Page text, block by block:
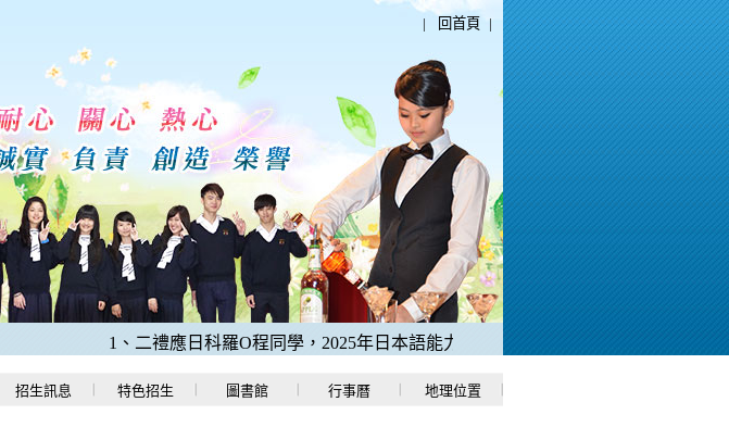
| 回首頁 |
1、二禮應日科羅O程同學，2025年日本語能力測驗「N1中考取滿分180分」。
招生訊息 特色招生 圖書館 行事曆 地理位置